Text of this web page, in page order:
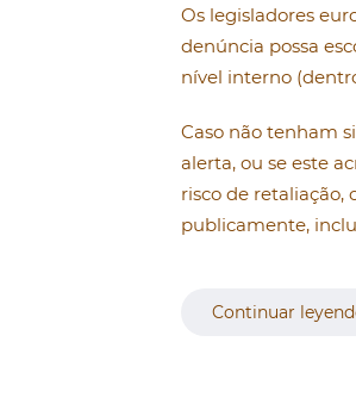
Os legisladores
denúncia possa
nível interno
Caso não tenham
alerta, ou se este
risco de retaliação,
publicamente,
Continuar